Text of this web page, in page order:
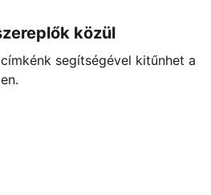
közül
segítségével kitűnhet a